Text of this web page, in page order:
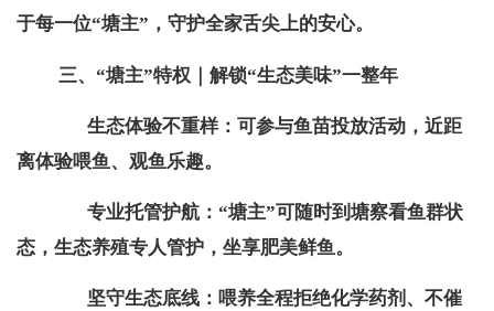
于每一位“塘主”，守护全家舌尖上的安心。
三、“塘主”特权｜解锁“生态美味”一整年
生态体验不重样：可参与鱼苗投放活动，近距
离体验喂鱼、观鱼乐趣。
专业托管护航：“塘主”可随时到塘察看鱼群状
态，生态养殖专人管护，坐享肥美鲜鱼。
坚守生态底线：喂养全程拒绝化学药剂、不催